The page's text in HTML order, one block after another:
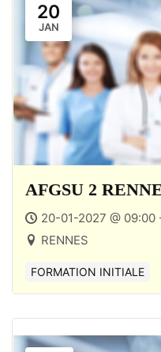
20
JAN
AFGSU 2
20-01-2027 @ 09:00
RENNES
FORMATION INITIALE